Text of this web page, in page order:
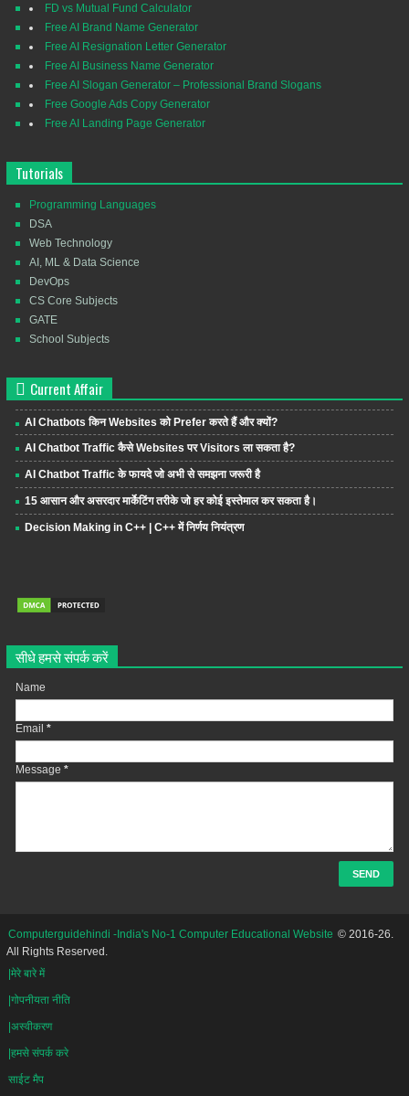
FD vs Mutual Fund Calculator
Free AI Brand Name Generator
Free AI Resignation Letter Generator
Free AI Business Name Generator
Free AI Slogan Generator – Professional Brand Slogans
Free Google Ads Copy Generator
Free AI Landing Page Generator
Tutorials
Programming Languages
DSA
Web Technology
AI, ML & Data Science
DevOps
CS Core Subjects
GATE
School Subjects
Current Affair
AI Chatbots किन Websites को Prefer करते हैं और क्यों?
AI Chatbot Traffic कैसे Websites पर Visitors ला सकता है?
AI Chatbot Traffic के फायदे जो अभी से समझना जरूरी है
15 आसान और असरदार मार्केटिंग तरीके जो हर कोई इस्तेमाल कर सकता है।
Decision Making in C++ | C++ में निर्णय नियंत्रण
सीधे हमसे संपर्क करें
Name
Email *
Message *
Computerguidehindi -India's No-1 Computer Educational Website © 2016-26.
All Rights Reserved.
|मेरे बारे में
|गोपनीयता नीति
|अस्वीकरण
|हमसे संपर्क करे
साईट मैप